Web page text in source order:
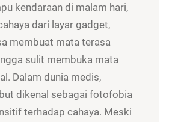
kendaraan di malam hari,
dari layar gadget,
membuat mata terasa
sulit membuka mata
Dalam dunia medis,
dikenal sebagai fotofobia
terhadap cahaya. Meski